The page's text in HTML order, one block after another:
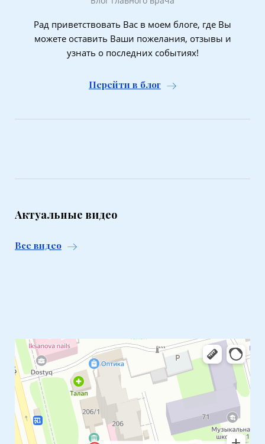
Рад приветствовать Вас в моем блоге, где Вы
можете оставить Ваши пожелания, отзывы и
узнать о последних событиях!
Перейти в блог
Актуальные видео
Все видео